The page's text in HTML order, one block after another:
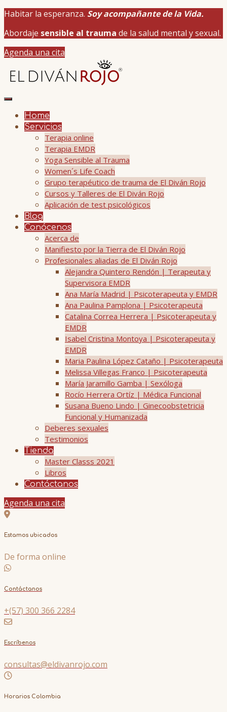
Habitar la esperanza. Soy acompañante de la Vida.
Abordaje sensible al trauma de la salud mental y sexual.
Agenda una cita
Home
Servicios
Terapia online
Terapia EMDR
Yoga Sensible al Trauma
Women´s Life Coach
Grupo terapéutico de trauma de El Diván Rojo
Cursos y Talleres de El Diván Rojo
Aplicación de test psicológicos
Blog
Conócenos
Acerca de
Manifiesto por la Tierra de El Diván Rojo
Profesionales aliadas de El Diván Rojo
Alejandra Quintero Rendón | Terapeuta y
Supervisora EMDR
Ana María Madrid | Psicoterapeuta y EMDR
Ana Paulina Pamplona | Psicoterapeuta
Catalina Correa Herrera | Psicoterapeuta y
EMDR
Isabel Cristina Montoya | Psicoterapeuta y
EMDR
Maria Paulina López Cataño | Psicoterapeuta
Melissa Villegas Franco | Psicoterapeuta
María Jaramillo Gamba | Sexóloga
Rocío Herrera Ortíz | Médica Funcional
Susana Bueno Lindo | Ginecoobstetricia
Funcional y Humanizada
Deberes sexuales
Testimonios
Tienda
Master Classs 2021
Libros
Contáctanos
Agenda una cita
Estamos ubicados
De forma online
Contáctanos
+(57) 300 366 2284
Escríbenos
consultas@eldivanrojo.com
Horarios Colombia